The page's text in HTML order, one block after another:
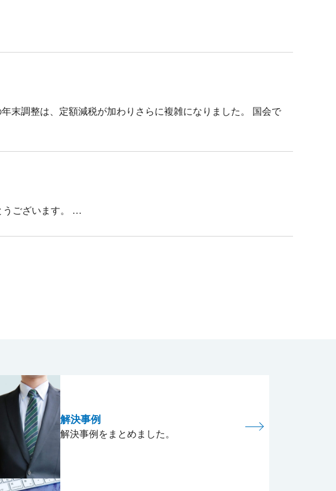
末調整は、定額減税が加わりさらに複雑になりました。 国会で
うございます。 …
解決事例
解決事例をまとめました。